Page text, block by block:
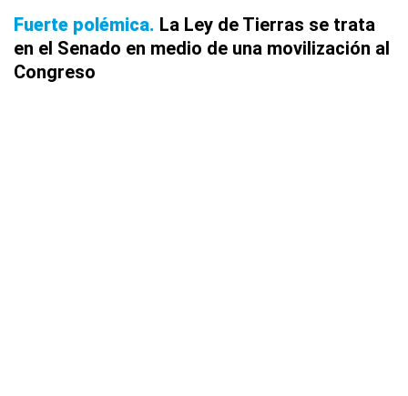
Fuerte polémica La Ley de Tierras se trata
en el Senado en medio de una movilización al
Congreso